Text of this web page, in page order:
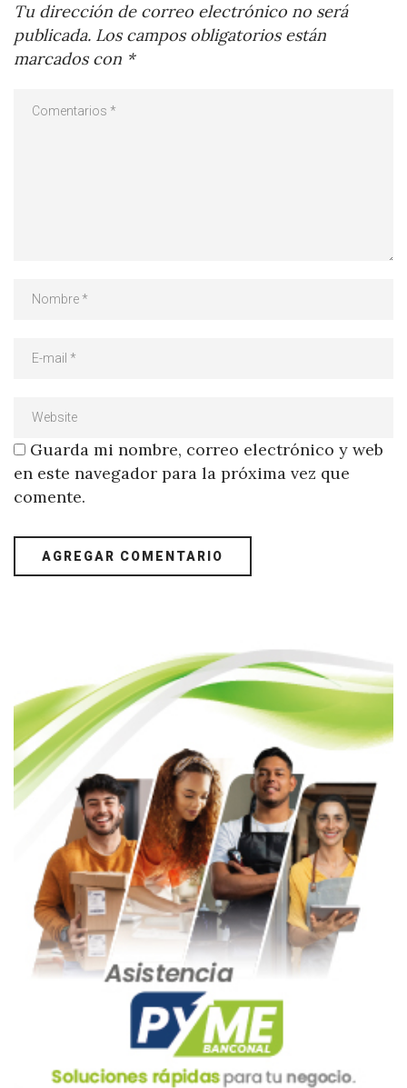
Tu dirección de correo electrónico no será
publicada. Los campos obligatorios están
marcados con *
Guarda mi nombre, correo electrónico y web
en este navegador para la próxima vez que
comente.